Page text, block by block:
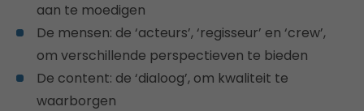
aan te moedigen
De mensen: de ‘acteurs’, ‘regisseur’ en ‘crew’,
om verschillende perspectieven te bieden
De content: de ‘dialoog’, om kwaliteit te
waarborgen